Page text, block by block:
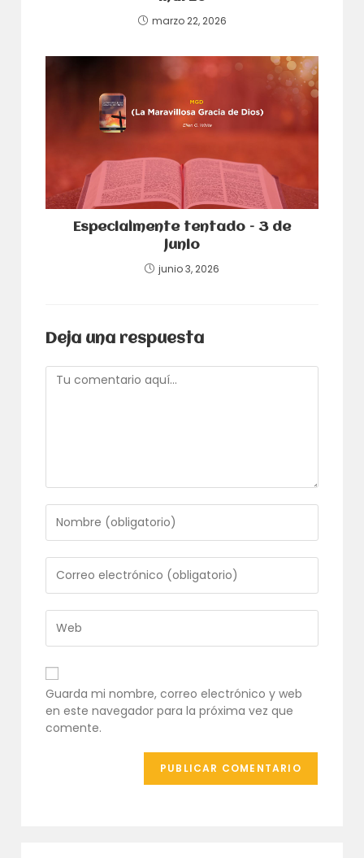
marzo 22, 2026
Especialmente tentado – 3 de
junio
junio 3, 2026
Deja una respuesta
Comentario
tu
nombre
o
nombre
de
usuario
para
comentar
tu
dirección
de
correo
electrónico
para
comentar
URL
de
tu
web
(opcional)
Guarda mi nombre, correo electrónico y web
en este navegador para la próxima vez que
comente.